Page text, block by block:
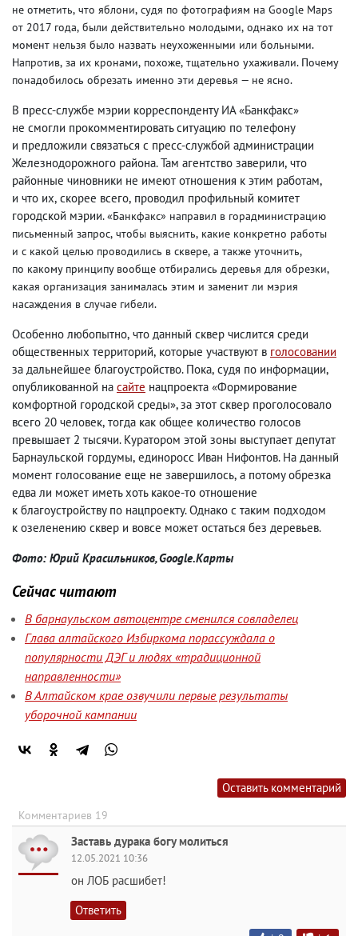
не отметить, что яблони, судя по фотографиям на Google Maps
от 2017 года, были действительно молодыми, однако их на тот
момент нельзя было назвать неухоженными или больными.
Напротив, за их кронами, похоже, тщательно ухаживали. Почему
понадобилось обрезать именно эти деревья — не ясно.
В пресс-службе мэрии корреспонденту ИА «Банкфакс»
не смогли прокомментировать ситуацию по телефону
и предложили связаться с пресс-службой администрации
Железнодорожного района. Там агентство заверили, что
районные чиновники не имеют отношения к этим работам,
и что их, скорее всего, проводил профильный комитет
городской мэрии.«Банкфакс» направил в горадминистрацию
письменный запрос, чтобы выяснить, какие конкретно работы
и с какой целью проводились в сквере, а также уточнить,
по какому принципу вообще отбирались деревья для обрезки,
какая организация занималась этим и заменит ли мэрия
насаждения в случае гибели.
Особенно любопытно, что данный сквер числится среди
общественных территорий, которые участвуют в голосовании
за дальнейшее благоустройство. Пока, судя по информации,
опубликованной на сайте нацпроекта «Формирование
комфортной городской среды», за этот сквер проголосовало
всего 20 человек, тогда как общее количество голосов
превышает 2 тысячи. Куратором этой зоны выступает депутат
Барнаульской гордумы, единоросс Иван Нифонтов. На данный
момент голосование еще не завершилось, а потому обрезка
едва ли может иметь хоть какое-то отношение
к благоустройству по нацпроекту. Однако с таким подходом
к озеленению сквер и вовсе может остаться без деревьев.
Фото: Юрий Красильников, Google.Карты
Сейчас читают
В барнаульском автоцентре сменился совладелец
Глава алтайского Избиркома порассуждала о
популярности ДЭГ и людях «традиционной
направленности»
В Алтайском крае озвучили первые результаты
уборочной кампании
Оставить комментарий
Комментариев 19
Заставь дурака богу молиться
12.05.2021 10:36
он ЛОБ расшибет!
Ответить